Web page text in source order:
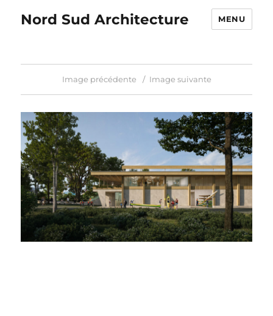
Nord Sud Architecture MENU
Image précédente Image suivante